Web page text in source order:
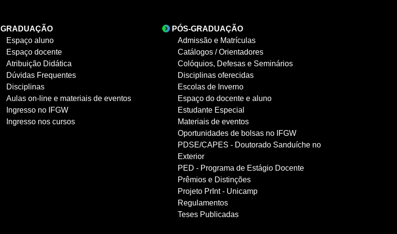
GRADUAÇÃO
Espaço aluno
Espaço docente
Atribuição Didática
Dúvidas Frequentes
Disciplinas
Aulas on-line e materiais de eventos
Ingresso no IFGW
Ingresso nos cursos
PÓS-GRADUAÇÃO
Admissão e Matrículas
Catálogos / Orientadores
Colóquios, Defesas e Seminários
Disciplinas oferecidas
Escolas de Inverno
Espaço do docente e aluno
Estudante Especial
Materiais de eventos
Oportunidades de bolsas no IFGW
PDSE/CAPES - Doutorado Sanduíche no
Exterior
PED - Programa de Estágio Docente
Prêmios e Distinções
Projeto PrInt - Unicamp
Regulamentos
Teses Publicadas